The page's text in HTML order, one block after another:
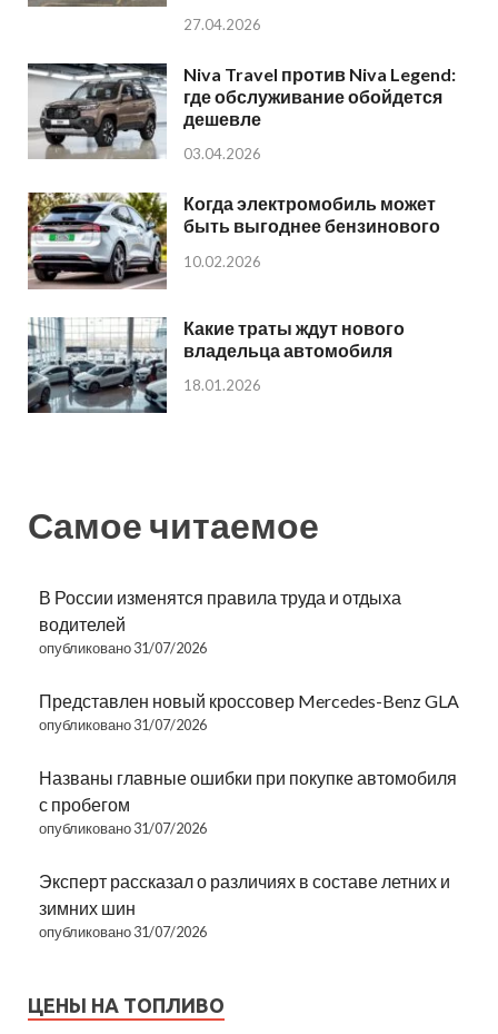
27.04.2026
Niva Travel против Niva Legend:
где обслуживание обойдется
дешевле
03.04.2026
Когда электромобиль может
быть выгоднее бензинового
10.02.2026
Какие траты ждут нового
владельца автомобиля
18.01.2026
Самое читаемое
В России изменятся правила труда и отдыха
водителей
опубликовано 31/07/2026
Представлен новый кроссовер Mercedes-Benz GLA
опубликовано 31/07/2026
Названы главные ошибки при покупке автомобиля
с пробегом
опубликовано 31/07/2026
Эксперт рассказал о различиях в составе летних и
зимних шин
опубликовано 31/07/2026
ЦЕНЫ НА ТОПЛИВО